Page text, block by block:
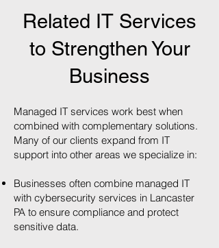
Related IT Services
to Strengthen Your
Business
Managed IT services work best when
combined with complementary solutions.
Many of our clients expand from IT
support into other areas we specialize in:
Businesses often combine managed IT
with cybersecurity services in Lancaster
PA to ensure compliance and protect
sensitive data.